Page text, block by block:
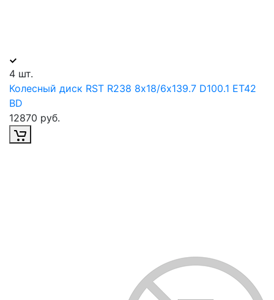
4 шт.
Колесный диск RST R238 8х18/6х139.7 D100.1 ET42
BD
12870 руб.